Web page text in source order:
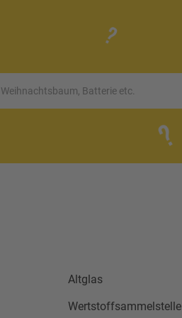
Batterie etc.
Altglas
Wertstoffsammelstelle